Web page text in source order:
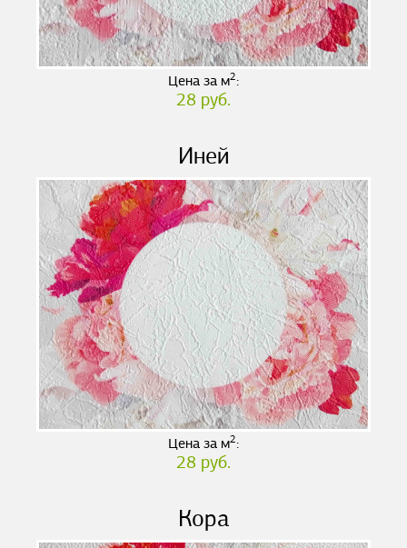
Цена за м2:
28 руб.
Иней
Цена за м2:
28 руб.
Кора